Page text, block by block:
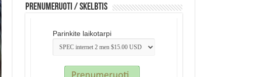
Prenumeruoti / Skelbtis
Parinkite laikotarpi